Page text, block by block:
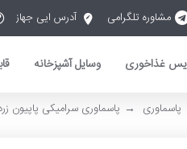
مشاوره تلگرامی آدرس ایی جهاز
غذاخوری وسایل آشپزخانه
پاسماوری پاسماوری سرامیکی پاپیون زرد